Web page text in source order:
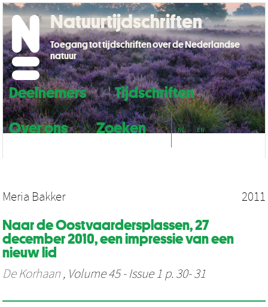
Deelnemers
Tijdschriften
Over ons
Zoeken NL EN
Natuurtijdschriften
Toegang tot tijdschriften over de Nederlandse
natuur
Meria Bakker 2011
Naar de Oostvaardersplassen, 27
december 2010, een impressie van een
nieuw lid
De Korhaan , Volume 45 - Issue 1 p. 30- 31